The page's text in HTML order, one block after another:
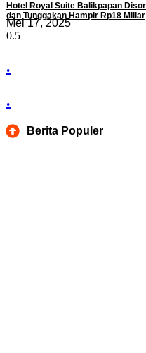
Hotel Royal Suite Balikpapan
dan Tunggakan Hampir Rp18 Miliar
Mei 17, 2025
.
.
Berita Populer